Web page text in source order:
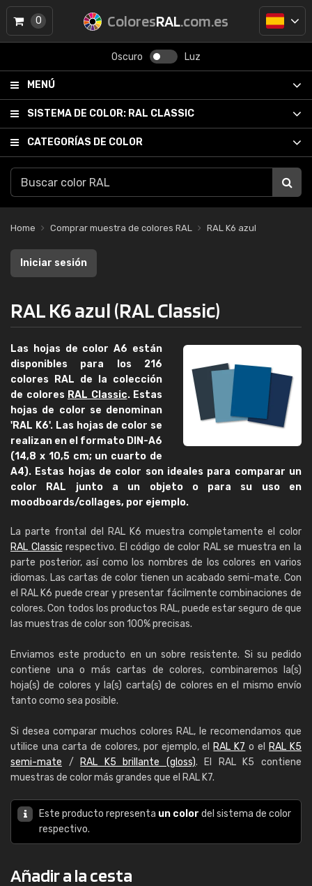
ColoresRAL.com.es
Oscuro Luz
MENÚ
SISTEMA DE COLOR: RAL CLASSIC
CATEGORÍAS DE COLOR
0
Home Comprar muestra de colores RAL RAL K6 azul
Iniciar sesión
RAL K6 azul (RAL Classic)
Las hojas de color A6 están
disponibles para los 216
colores RAL de la colección
de colores RAL Classic. Estas
hojas de color se denominan
'RAL K6'. Las hojas de color se
realizan en el formato DIN-A6
(14,8 x 10,5 cm; un cuarto de
A4). Estas hojas de color son ideales para comparar un
color RAL junto a un objeto o para su uso en
moodboards/collages, por ejemplo.
La parte frontal del RAL K6 muestra completamente el color
RAL Classic respectivo. El código de color RAL se muestra en la
parte posterior, así como los nombres de los colores en varios
idiomas. Las cartas de color tienen un acabado semi-mate. Con
el RAL K6 puede crear y presentar fácilmente combinaciones de
colores. Con todos los productos RAL, puede estar seguro de que
las muestras de color son 100% precisas.
Enviamos este producto en un sobre resistente. Si su pedido
contiene una o más cartas de colores, combinaremos la(s)
hoja(s) de colores y la(s) carta(s) de colores en el mismo envío
tanto como sea posible.
Si desea comparar muchos colores RAL, le recomendamos que
utilice una carta de colores, por ejemplo, el RAL K7 o el
RAL K5
semi-mate / RAL K5 brillante (gloss). El RAL K5 contiene
muestras de color más grandes que el RAL K7.
Este producto representa un color del sistema de color
respectivo.
Añadir a la cesta